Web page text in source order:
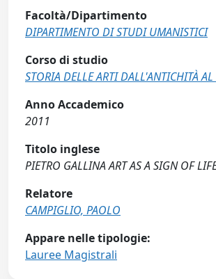
Facoltà/Dipartimento
DIPARTIMENTO DI STUDI UMANISTICI
Corso di studio
STORIA DELLE ARTI DALL'ANTICHITÀ
Anno Accademico
2011
Titolo inglese
PIETRO GALLINA ART AS A SIGN OF
Relatore
CAMPIGLIO, PAOLO
Appare nelle tipologie:
Lauree Magistrali